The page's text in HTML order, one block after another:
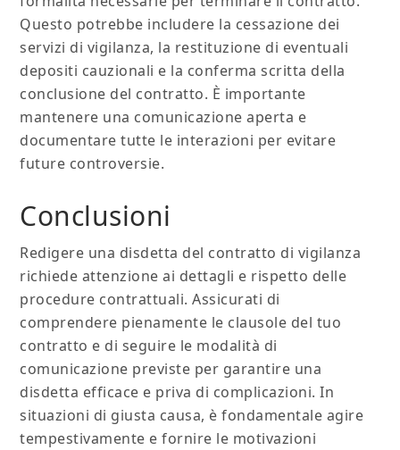
Questo potrebbe includere la cessazione dei
servizi di vigilanza, la restituzione di eventuali
depositi cauzionali e la conferma scritta della
conclusione del contratto. È importante
mantenere una comunicazione aperta e
documentare tutte le interazioni per evitare
future controversie.
Conclusioni
Redigere una disdetta del contratto di vigilanza
richiede attenzione ai dettagli e rispetto delle
procedure contrattuali. Assicurati di
comprendere pienamente le clausole del tuo
contratto e di seguire le modalità di
comunicazione previste per garantire una
disdetta efficace e priva di complicazioni. In
situazioni di giusta causa, è fondamentale agire
tempestivamente e fornire le motivazioni